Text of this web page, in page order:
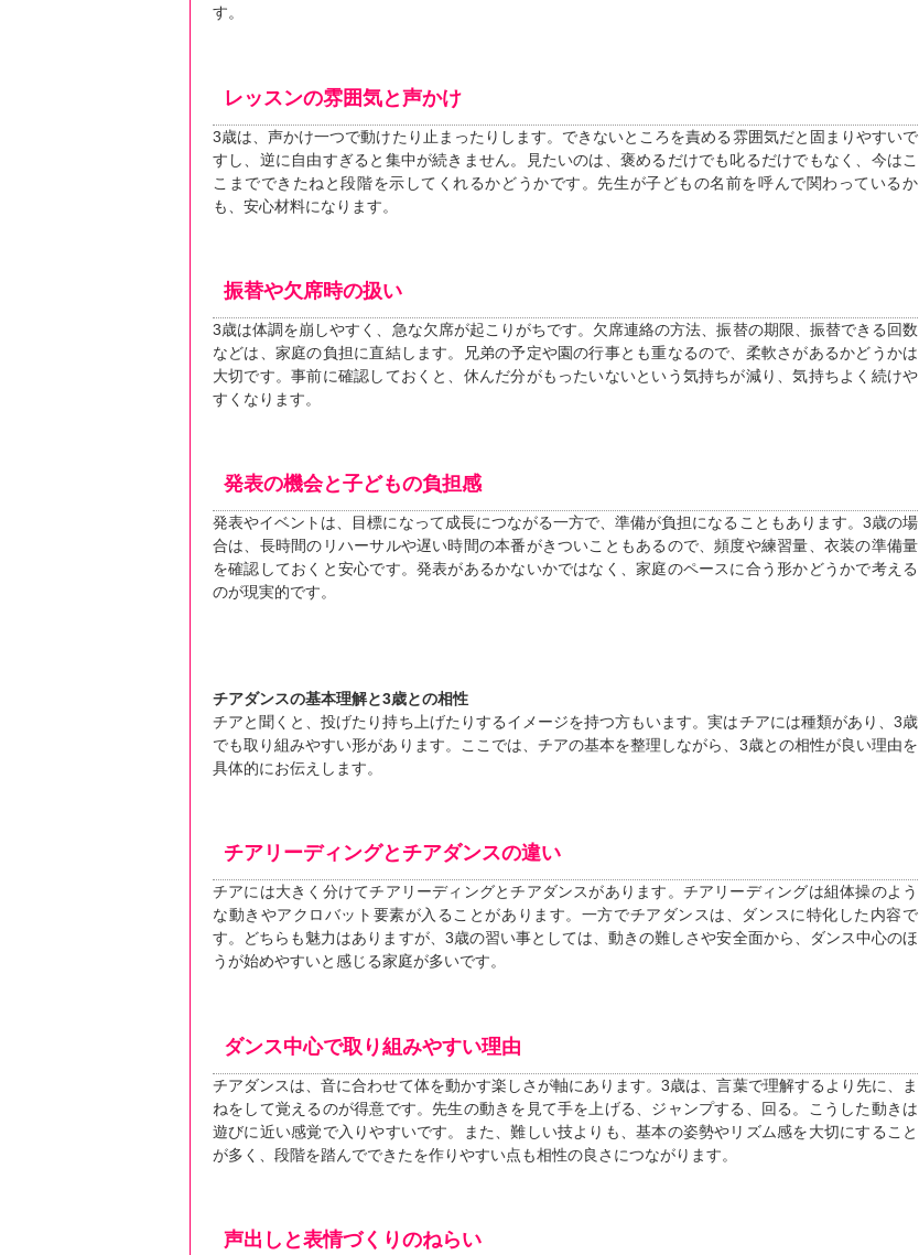
す。
レッスンの雰囲気と声かけ
3歳は、声かけ一つで動けたり止まったりします。できないところを責める雰囲気だと固まりやすいで
すし、逆に自由すぎると集中が続きません。見たいのは、褒めるだけでも叱るだけでもなく、今はこ
こまでできたねと段階を示してくれるかどうかです。先生が子どもの名前を呼んで関わっているか
も、安心材料になります。
振替や欠席時の扱い
3歳は体調を崩しやすく、急な欠席が起こりがちです。欠席連絡の方法、振替の期限、振替できる回数
などは、家庭の負担に直結します。兄弟の予定や園の行事とも重なるので、柔軟さがあるかどうかは
大切です。事前に確認しておくと、休んだ分がもったいないという気持ちが減り、気持ちよく続けや
すくなります。
発表の機会と子どもの負担感
発表やイベントは、目標になって成長につながる一方で、準備が負担になることもあります。3歳の場
合は、長時間のリハーサルや遅い時間の本番がきついこともあるので、頻度や練習量、衣装の準備量
を確認しておくと安心です。発表があるかないかではなく、家庭のペースに合う形かどうかで考える
のが現実的です。
チアダンスの基本理解と3歳との相性
チアと聞くと、投げたり持ち上げたりするイメージを持つ方もいます。実はチアには種類があり、3歳
でも取り組みやすい形があります。ここでは、チアの基本を整理しながら、3歳との相性が良い理由を
具体的にお伝えします。
チアリーディングとチアダンスの違い
チアには大きく分けてチアリーディングとチアダンスがあります。チアリーディングは組体操のよう
な動きやアクロバット要素が入ることがあります。一方でチアダンスは、ダンスに特化した内容で
す。どちらも魅力はありますが、3歳の習い事としては、動きの難しさや安全面から、ダンス中心のほ
うが始めやすいと感じる家庭が多いです。
ダンス中心で取り組みやすい理由
チアダンスは、音に合わせて体を動かす楽しさが軸にあります。3歳は、言葉で理解するより先に、ま
ねをして覚えるのが得意です。先生の動きを見て手を上げる、ジャンプする、回る。こうした動きは
遊びに近い感覚で入りやすいです。また、難しい技よりも、基本の姿勢やリズム感を大切にすること
が多く、段階を踏んでできたを作りやすい点も相性の良さにつながります。
声出しと表情づくりのねらい